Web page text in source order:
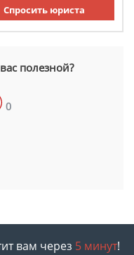
Спросить юриста
полезной?
0
вам через 5 минут!